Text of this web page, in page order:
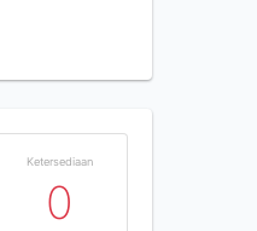
Ketersediaan
0